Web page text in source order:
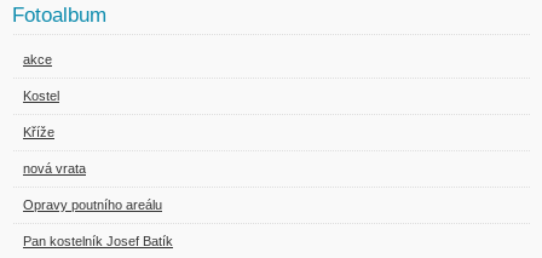
Fotoalbum
akce
Kostel
Kříže
nová vrata
Opravy poutního areálu
Pan kostelník Josef Batík